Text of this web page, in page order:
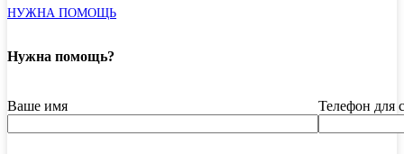
НУЖНА ПОМОЩЬ
Нужна помощь?
Ваше имя Телефон для